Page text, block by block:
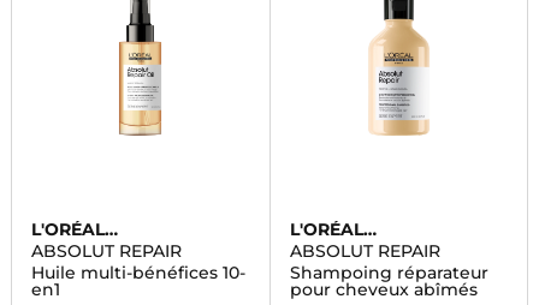
L'ORÉAL
PROFESSIONNEL
ABSOLUT REPAIR
Huile multi-bénéfices 10-
en1
L'ORÉAL
PROFESSIONNEL
ABSOLUT REPAIR
Shampoing réparateur
pour cheveux abîmés